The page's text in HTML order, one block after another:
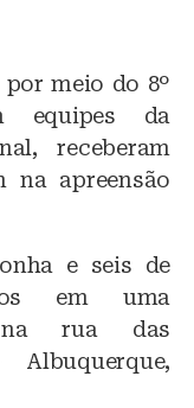
meio do 8º
equipes da
receberam
na apreensão
e seis de
em uma
na rua das